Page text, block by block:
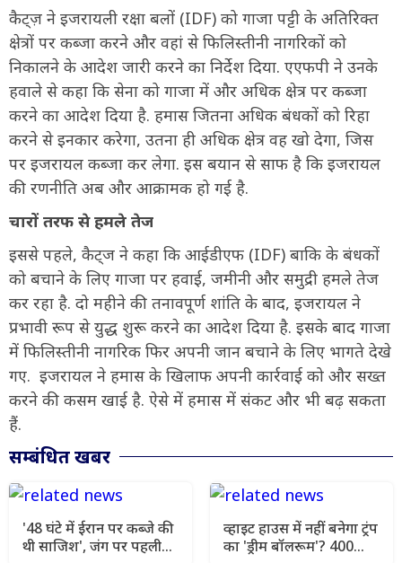
कैट्ज़ ने इजरायली रक्षा बलों (IDF) को गाजा पट्टी के अतिरिक्त
क्षेत्रों पर कब्जा करने और वहां से फिलिस्तीनी नागरिकों को
निकालने के आदेश जारी करने का निर्देश दिया. एएफपी ने उनके
हवाले से कहा कि सेना को गाजा में और अधिक क्षेत्र पर कब्जा
करने का आदेश दिया है. हमास जितना अधिक बंधकों को रिहा
करने से इनकार करेगा, उतना ही अधिक क्षेत्र वह खो देगा, जिस
पर इजरायल कब्जा कर लेगा. इस बयान से साफ है कि इजरायल
की रणनीति अब और आक्रामक हो गई है.
चारों तरफ से हमले तेज
इससे पहले, कैट्ज ने कहा कि आईडीएफ (IDF) बाकि के बंधकों
को बचाने के लिए गाजा पर हवाई, जमीनी और समुद्री हमले तेज
कर रहा है. दो महीने की तनावपूर्ण शांति के बाद, इजरायल ने
प्रभावी रूप से युद्ध शुरू करने का आदेश दिया है. इसके बाद गाजा
में फिलिस्तीनी नागरिक फिर अपनी जान बचाने के लिए भागते देखे
गए. इजरायल ने हमास के खिलाफ अपनी कार्रवाई को और सख्त
करने की कसम खाई है. ऐसे में हमास में संकट और भी बढ़ सकता
हैं.
सम्बंधित खबर
'48 घंटे में ईरान पर कब्जे की
थी साजिश', जंग पर पहली
व्हाइट हाउस में नहीं बनेगा ट्रंप
का 'ड्रीम बॉलरूम'? 400